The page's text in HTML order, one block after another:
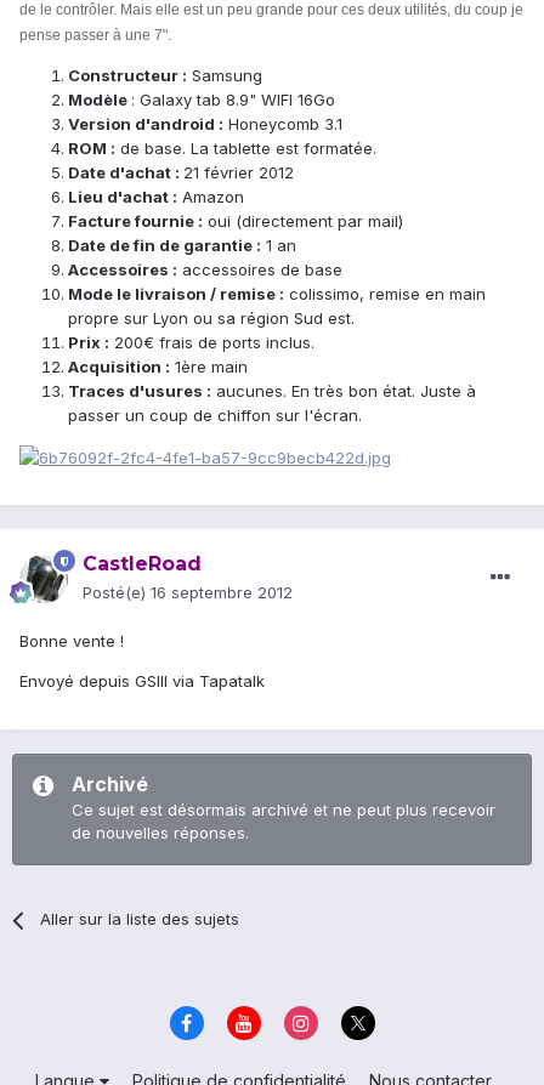
de le contrôler. Mais elle est un peu grande pour ces deux utilités, du coup je
pense passer à une 7".
Constructeur : Samsung
Modèle : Galaxy tab 8.9" WIFI 16Go
Version d'android : Honeycomb 3.1
ROM : de base. La tablette est formatée.
Date d'achat : 21 février 2012
Lieu d'achat : Amazon
Facture fournie : oui (directement par mail)
Date de fin de garantie : 1 an
Accessoires : accessoires de base
Mode le livraison / remise : colissimo, remise en main
propre sur Lyon ou sa région Sud est.
Prix : 200€ frais de ports inclus.
Acquisition : 1ère main
Traces d'usures : aucunes. En très bon état. Juste à
passer un coup de chiffon sur l'écran.
CastleRoad
Posté(e) 16 septembre 2012
Bonne vente !
Envoyé depuis GSIII via Tapatalk
Archivé
Ce sujet est désormais archivé et ne peut plus recevoir
de nouvelles réponses.
Aller sur la liste des sujets
Langue Politique de confidentialité Nous contacter